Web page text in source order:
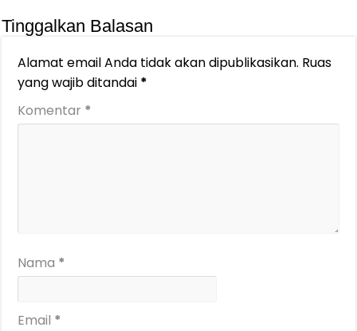
Tinggalkan Balasan
Alamat email Anda tidak akan dipublikasikan. Ruas
yang wajib ditandai *
Komentar *
Nama *
Email *